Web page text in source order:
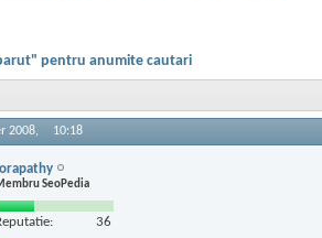
pentru anumite cautari
2008, 10:18
SeoPedia
36